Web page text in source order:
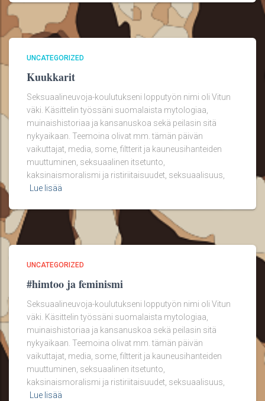
UNCATEGORIZED
Kuukkarit
Seksuaalineuvoja-koulutukseni lopputyön nimi oli Vitun
väki. Käsittelin työssäni suomalaista mytologiaa,
muinaishistoriaa ja kansanuskoa sekä peilasin sitä
nykyaikaan. Teemoina olivat mm. tämän päivän
vaikuttajat, media, some, filtterit ja kauneusihanteiden
muuttuminen, seksuaalinen itsetunto,
kaksinaismoralismi ja ristiriitaisuudet, seksuaalisuus,
Lue lisää
UNCATEGORIZED
#himtoo ja feminismi
Seksuaalineuvoja-koulutukseni lopputyön nimi oli Vitun
väki. Käsittelin työssäni suomalaista mytologiaa,
muinaishistoriaa ja kansanuskoa sekä peilasin sitä
nykyaikaan. Teemoina olivat mm. tämän päivän
vaikuttajat, media, some, filtterit ja kauneusihanteiden
muuttuminen, seksuaalinen itsetunto,
kaksinaismoralismi ja ristiriitaisuudet, seksuaalisuus,
Lue lisää